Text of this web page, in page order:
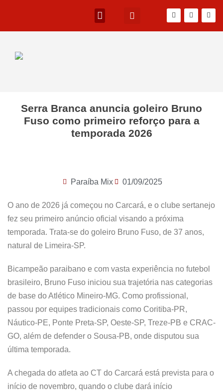
Serra Branca anuncia goleiro Bruno
Fuso como primeiro reforço para a
temporada 2026
Paraíba Mix 01/09/2025
O ano de 2026 já começou no Carcará, e o clube sertanejo
fez seu primeiro anúncio oficial visando a próxima
temporada. Trata-se do goleiro Bruno Fuso, de 37 anos,
natural de Limeira-SP.
Bicampeão paraibano e com vasta experiência no futebol
brasileiro, Bruno Fuso iniciou sua trajetória nas categorias
de base do Atlético Mineiro-MG. Como profissional,
passou por equipes tradicionais como Coritiba-PR,
Náutico-PE, Ponte Preta-SP, Oeste-SP, Treze-PB e CRAC-
GO, além de defender o Sousa-PB, onde disputou sua
última temporada.
A chegada do atleta ao CT do Carcará está prevista para o
início de novembro, quando o clube dará início